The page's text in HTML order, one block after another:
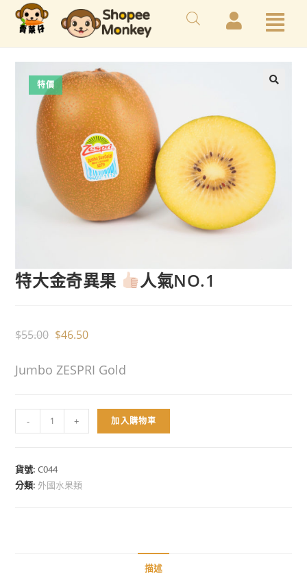
特價
特大金奇異果 人氣NO.1
$55.00 $46.50
Jumbo ZESPRI Gold
- + 加入購物車
貨號:C044
分類: 外國水果類
描述